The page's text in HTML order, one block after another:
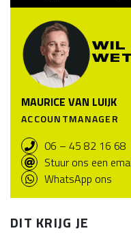
WIL
MAURICE VAN LUIJK
ACCOUNTMANAGER
06 – 45 82 16 68
Stuur ons een
WhatsApp ons
DIT KRIJG JE